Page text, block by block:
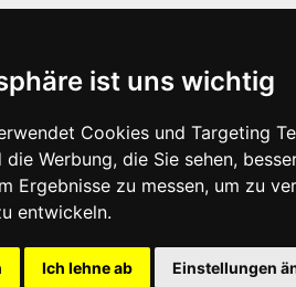
ist uns wichtig
Cookies und Targeting
Werbung, die Sie sehen,
Ergebnisse zu messen, um zu
entwickeln.
Ich lehne ab Einstellungen